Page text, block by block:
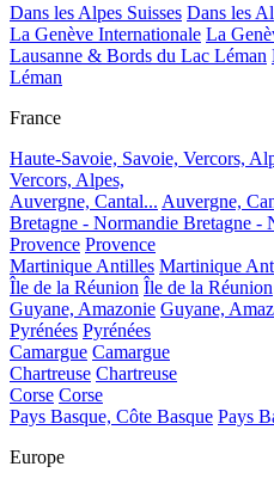
Dans les Alpes Suisses Dans les
La Genève Internationale La
Lausanne & Bords du Lac Léman
Léman
France
Haute-Savoie, Savoie, Vercors,
Vercors, Alpes,
Auvergne, Cantal... Auvergne,
Bretagne - Normandie Bretagne -
Provence Provence
Martinique Antilles Martinique
Île de la Réunion Île de la Réunion
Guyane, Amazonie Guyane,
Pyrénées Pyrénées
Camargue Camargue
Chartreuse Chartreuse
Corse Corse
Pays Basque, Côte Basque Pays
Europe